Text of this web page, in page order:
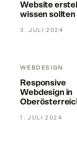
Website
wissen sollten
3. JULI 2024
WEBDESIGN
Responsive
Webdesign in
1. JULI 2024